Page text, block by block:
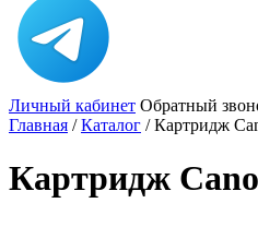
Личный кабинет Обратный
Главная /Каталог /Картридж
Картридж